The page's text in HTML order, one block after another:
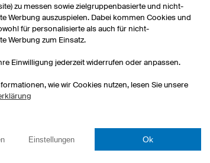
Jede Menge
zu messen sowie zielgruppenbasierte und nicht-
Werbung auszuspielen. Dabei kommen Cookies und
für personalisierte als auch für nicht-
Werbung zum Einsatz.
Einwilligung jederzeit widerrufen oder anpassen.
wie wir Cookies nutzen, lesen Sie unsere
Einstellungen Ok